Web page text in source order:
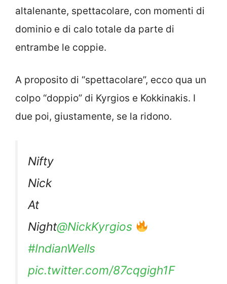
altalenante, spettacolare, con momenti di
dominio e di calo totale da parte di
entrambe le coppie.
A proposito di “spettacolare”, ecco qua un
colpo “doppio” di Kyrgios e Kokkinakis. I
due poi, giustamente, se la ridono.
Nifty
Nick
At
Night@NickKyrgios
#IndianWells
pic.twitter.com/87cqgigh1F